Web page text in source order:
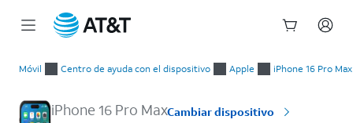
Móvil Centro de ayuda con el dispositivo Apple iPhone 16 Pro Max
iPhone 16 Pro MaxCambiar dispositivo